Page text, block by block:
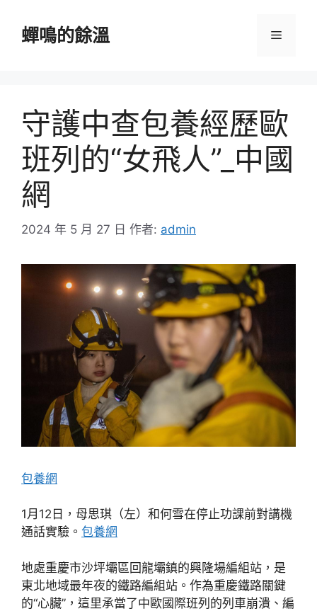
蟬鳴的餘溫 選
守護中查包養經歷歐
班列的“女飛人”_中國
網
2024 年 5 月 27 日 作者: admin
包養網
1月12日，母思琪（左）和何雪在停止功課前對講機
通話實驗。 包養網
地處重慶市沙坪壩區回龍壩鎮的興隆場編組站，是
東北地域最年夜的鐵路編組站。作為重慶鐵路關鍵
的“心臟”，這里承當了中歐國際班列的列車崩潰、編